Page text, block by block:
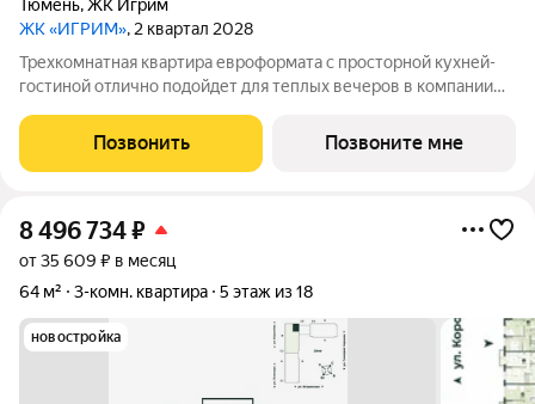
Тюмень, ЖК Игрим
ЖК «ИГРИМ», 2 квартал 2028
Трехкомнатная квартира евроформата с просторной кухней-
гостиной отлично подойдет для теплых вечеров в компании
для хозяев, так и для гостей. В одной из комнат есть выход на
балкон. Окна
Позвонить Позвоните мне
8 496 734₽
от 35 609 ₽ в месяц
64 м²
3-комн. квартира 5 этаж из 18
новостройка